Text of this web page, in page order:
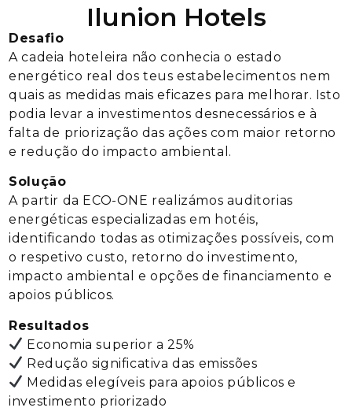
Ilunion Hotels
Desafio
A cadeia hoteleira não conhecia o estado
energético real dos teus estabelecimentos nem
quais as medidas mais eficazes para melhorar. Isto
podia levar a investimentos desnecessários e à
falta de priorização das ações com maior retorno
e redução do impacto ambiental.
Solução
A partir da ECO-ONE realizámos auditorias
energéticas especializadas em hotéis,
identificando todas as otimizações possíveis, com
o respetivo custo, retorno do investimento,
impacto ambiental e opções de financiamento e
apoios públicos.
Resultados
Economiasuperior a 25%
Redução significativa das emissões
Medidas elegíveis para apoios públicos e
investimento priorizado